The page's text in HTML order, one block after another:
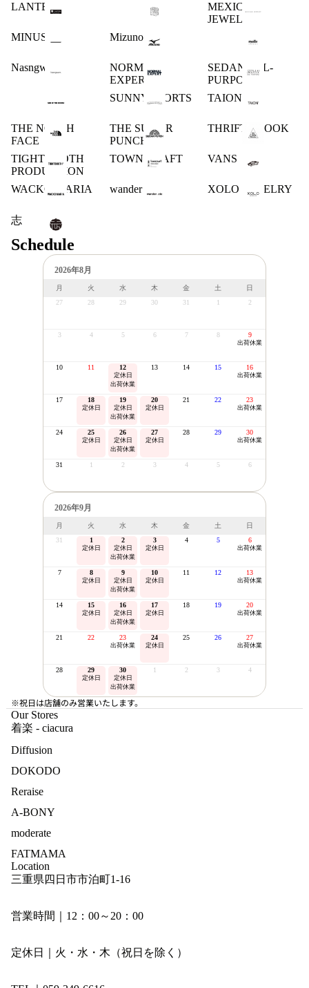
LANTERN
MEXICAN
JEWELRY
MINUS
Mizuno
Nasngwam.
NORMAL
EXPERT
SEDAN ALL-
PURPOSE
SUNNY SPORTS
TAION
THE NORTH
FACE
THE SUGAR
PUNCH
THRIFTY LOOK
TIGHTBOOTH
PRODUCTION
TOWN CRAFT VANS
WACKO MARIA wander .etc XOLO JEWELRY
志
Schedule
2026年8月
月 火 水 木 金 土
日
27
28 29 30 31 1 2
3 4 5 6 7 8 9
出荷休業
10 11 12
定休日
出荷休業
13 14 15 16
出荷休業
17 18
定休日
19
定休日
出荷休業
20
定休日
21 22 23
出荷休業
24 25
定休日
26
定休日
出荷休業
27
定休日
28 29 30
出荷休業
31 1 2 3 4 5 6
2026年9月
月 火 水 木 金 土
日
31
1
定休日
2
定休日
出荷休業
3
定休日
4 5 6
出荷休業
7 8
定休日
9
定休日
出荷休業
10
定休日
11 12 13
出荷休業
14 15
定休日
16
定休日
出荷休業
17
定休日
18 19 20
出荷休業
21 22 23
出荷休業
24
定休日
25 26 27
出荷休業
28 29
定休日
30
定休日
出荷休業
1 2 3 4
※祝日は店舗のみ営業いたします。
Our Stores
着楽 - ciacura
Diffusion
DOKODO
Reraise
A-BONY
moderate
FATMAMA
Location
三重県四日市市泊町1-16
営業時間｜12：00～20：00
定休日｜火・水・木（祝日を除く）